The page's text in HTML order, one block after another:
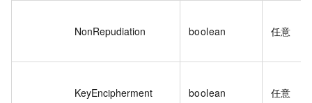
NonRepudiation boolean 任意
KeyEncipherment boolean 任意